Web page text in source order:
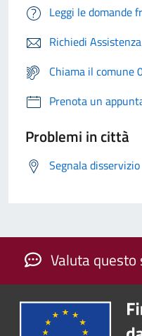
Leggi le domande
Richiedi Assistenza
Chiama il comune
Prenota un
Problemi in città
Segnala disservizio
Valuta